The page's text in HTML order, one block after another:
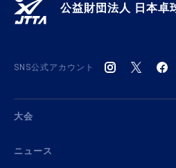
公益財団法人 日本卓
SNS公式アカウント
大会
ニュース